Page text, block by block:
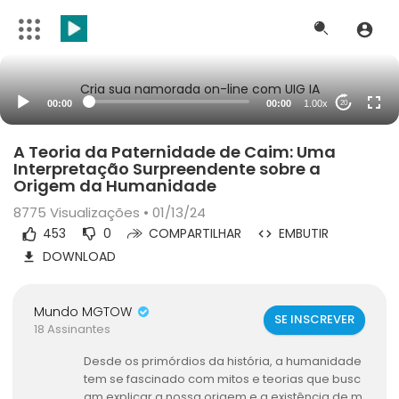
Cria sua namorada on-line com UIG IA
00:00 00:00 1.00x 20
A Teoria da Paternidade de Caim: Uma
Interpretação Surpreendente sobre a
Origem da Humanidade
8775 Visualizações • 01/13/24
453 0 COMPARTILHAR
EMBUTIR
DOWNLOAD
Mundo MGTOW
18 Assinantes
SE INSCREVER
Desde os primórdios da história, a humanidade
tem se fascinado com mitos e teorias que busc